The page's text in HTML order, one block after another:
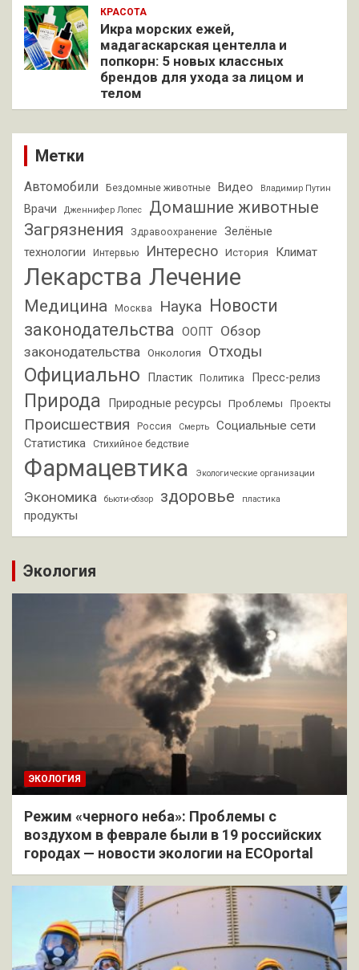
КРАСОТА
Икра морских ежей,
мадагаскарская центелла и
попкорн: 5 новых классных
брендов для ухода за лицом и
телом
Метки
Автомобили Бездомные животные Видео Владимир Путин
Врачи Дженнифер Лопес
Домашние животные
Загрязнения
Здравоохранение
Зелёные
технологии
Интервью Интересно История Климат
Лекарства Лечение
Медицина Москва Наука Новости
законодательства
ООПТ Обзор
законодательства
Онкология Отходы
Официально Пластик Политика Пресс-релиз
Природа Природные ресурсы Проблемы Проекты
Происшествия Россия Смерть Социальные сети
Статистика Стихийное бедствие
Фармацевтика Экологические организации
Экономика бьюти-обзор здоровье пластика
продукты
Экология
ЭКОЛОГИЯ
Режим «черного неба»: Проблемы с
воздухом в феврале были в 19 российских
городах — новости экологии на ECOportal